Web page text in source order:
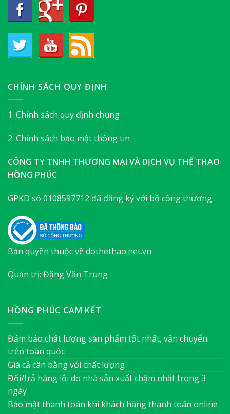
CHÍNH SÁCH QUY ĐỊNH
1. Chính sách quy định chung
2. Chính sách bảo mật thông tin
CÔNG TY TNHH THƯƠNG MẠI VÀ DỊCH VỤ THỂ THAO
HỒNG PHÚC
GPKD số 0108597712 đã đăng ký với bộ công thương
Bản quyền thuộc về dothethao.net.vn
Quản trị: Đặng Văn Trung
HỒNG PHÚC CAM KẾT
Đảm bảo chất lượng sản phẩm tốt nhất, vận chuyển
trên toàn quốc
Giá cả cân bằng với chất lượng
Đổi/trả hàng lỗi do nhà sản xuất chậm nhất trong 3
ngày
Bảo mật thanh toán khi khách hàng thanh toán online